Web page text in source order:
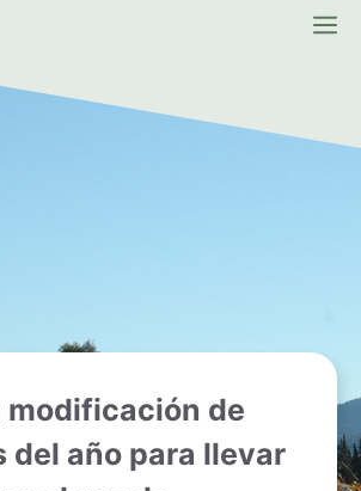
modificación de
del año para llevar